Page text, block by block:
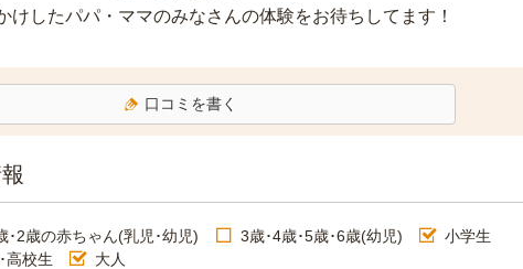
けしたパパ・ママのみなさんの体験をお待ちしてます！
口コミを書く
･2歳の赤ちゃん(乳児･幼児) 3歳･4歳･5歳･6歳(幼児)
小学生
高校生
大人